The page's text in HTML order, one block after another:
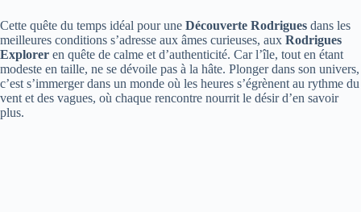
Cette quête du temps idéal pour une Découverte Rodrigues dans les
meilleures conditions s’adresse aux âmes curieuses, aux Rodrigues
Explorer en quête de calme et d’authenticité. Car l’île, tout en étant
modeste en taille, ne se dévoile pas à la hâte. Plonger dans son univers,
c’est s’immerger dans un monde où les heures s’égrènent au rythme du
vent et des vagues, où chaque rencontre nourrit le désir d’en savoir
plus.